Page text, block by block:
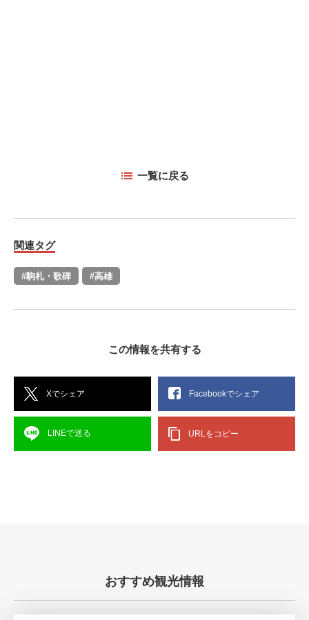
一覧に戻る
関連タグ
#駒札・歌碑 #高雄
この情報を共有する
Xでシェア Facebookでシェア
LINEで送る URLをコピー
おすすめ観光情報